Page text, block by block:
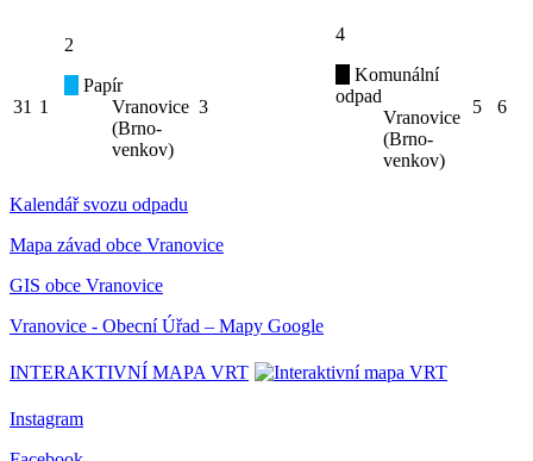
31 1
2
Papír
Vranovice
(Brno-
venkov)
3
4
Komunální
odpad
Vranovice
(Brno-
venkov)
5 6
Kalendář svozu odpadu
Mapa závad obce Vranovice
GIS obce Vranovice
Vranovice - Obecní Úřad – Mapy Google
INTERAKTIVNÍ MAPA VRT
Instagram